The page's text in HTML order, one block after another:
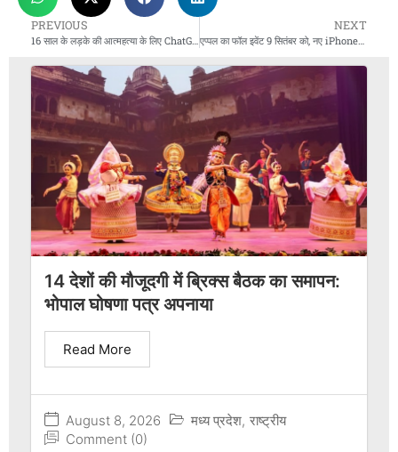
PREVIOUS
16 साल के लड़के की आत्महत्या के लिए ChatGPT ज़िम्मेदार – OpenAI और CEO सैम ऑल्टमैन पर केस
NEXT
एप्पल का फॉल इवेंट 9 सितंबर को, नए iPhones की होगी लॉन्चिंग की उम्मीद
14 देशों की मौजूदगी में ब्रिक्स बैठक का समापन:
भोपाल घोषणा पत्र अपनाया
August 8, 2026 मध्य प्रदेश, राष्ट्रीय
Comment (0)
Read More